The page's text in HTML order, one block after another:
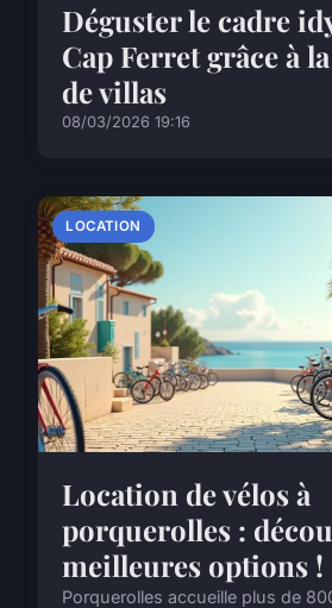
Déguster le cadre
Cap Ferret grâce à
de villas
08/03/2026 19:16
LOCATION
Location de vélos à
porquerolles :
meilleures options !
Porquerolles accueille plus de